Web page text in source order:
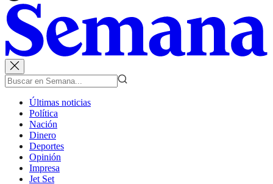
Últimas noticias
Política
Nación
Dinero
Deportes
Opinión
Impresa
Jet Set